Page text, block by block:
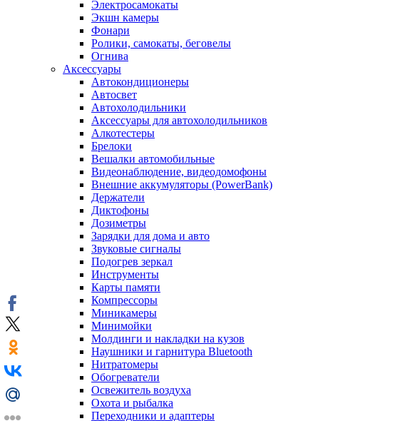
Электросамокаты
Экшн камеры
Фонари
Ролики, самокаты, беговелы
Огнива
Аксессуары
Автокондиционеры
Aвтосвет
Автохолодильники
Аксессуары для автохолодильников
Алкотестеры
Брелоки
Вешалки автомобильные
Видеонаблюдение, видеодомофоны
Внешние аккумуляторы (PowerBank)
Держатели
Диктофоны
Дозиметры
Зарядки для дома и авто
Звуковые сигналы
Подогрев зеркал
Инструменты
Карты памяти
Компрессоры
Миникамеры
Минимойки
Молдинги и накладки на кузов
Наушники и гарнитура Bluetooth
Нитратомеры
Обогреватели
Освежитель воздуха
Охота и рыбалка
Переходники и адаптеры